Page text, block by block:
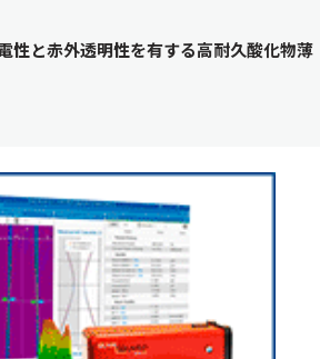
性と赤外透明性を有する高耐久酸化物薄